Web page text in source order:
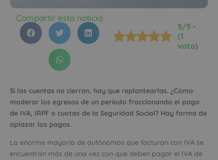
Compartir esta noticia
5/5 -
(1
voto)
Si las cuentas no cierran, hay que replantearlas. ¿Cómo
moderar los egresos de un período fraccionando el pago
de IVA, IRPF o cuotas de la Seguridad Social? Hay forma de
aplazar los pagos.
La enorme mayoría de autónomos que facturan con IVA se
encuentran más de una vez con que deben pagar el IVA de